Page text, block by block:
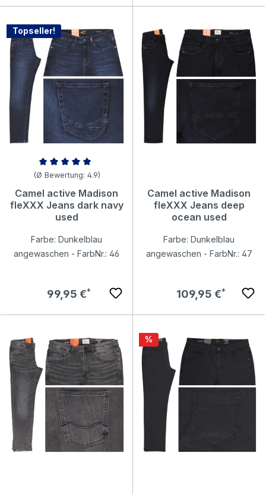
Topseller!
Durchschnittliche Bewertung von 4.9 von 5 Sternen
(Ø Bewertung: 4.9)
Camel active Madison
fleXXX Jeans dark navy
used
Farbe: Dunkelblau
angewaschen - FarbNr.: 46
Regulärer Preis:
99,95 €
Camel active Madison
fleXXX Jeans deep
ocean used
Farbe: Dunkelblau
angewaschen - FarbNr.: 47
Regulärer Preis:
109,95 €
Rabatt
%